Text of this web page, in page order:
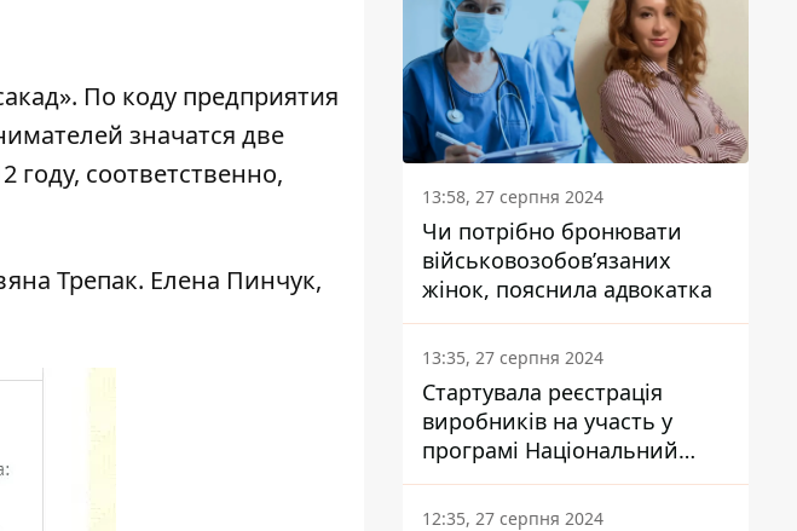
По коду предприятия
значатся две
соответственно,
Трепак. Елена Пинчук,
13:58, 27 серпня 2024
Чи потрібно бронювати
військовозобов’язаних
жінок, пояснила адвокатка
13:35, 27 серпня 2024
Стартувала реєстрація
виробників на участь у
програмі Національний
кешбек: як це зробити
через портал Дія
12:35, 27 серпня 2024